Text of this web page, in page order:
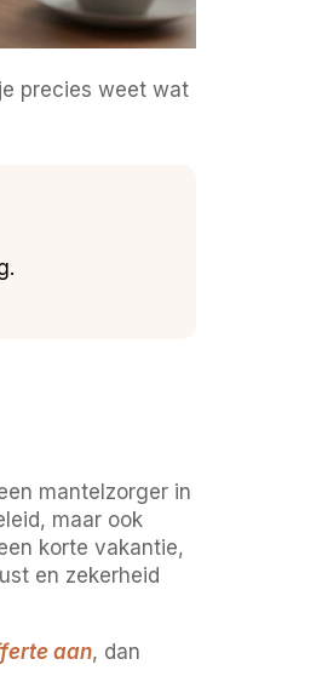
precies weet wat
mantelzorger in
maar ook
korte vakantie,
en zekerheid
aan, dan